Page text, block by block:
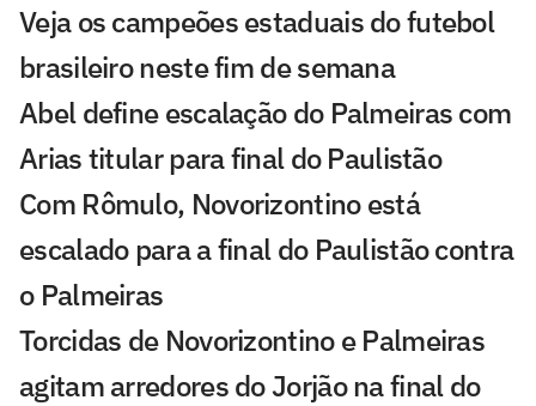
Veja os campeões estaduais do futebol
brasileiro neste fim de semana
Abel define escalação do Palmeiras com
Arias titular para final do Paulistão
Com Rômulo, Novorizontino está
escalado para a final do Paulistão contra
o Palmeiras
Torcidas de Novorizontino e Palmeiras
agitam arredores do Jorjão na final do